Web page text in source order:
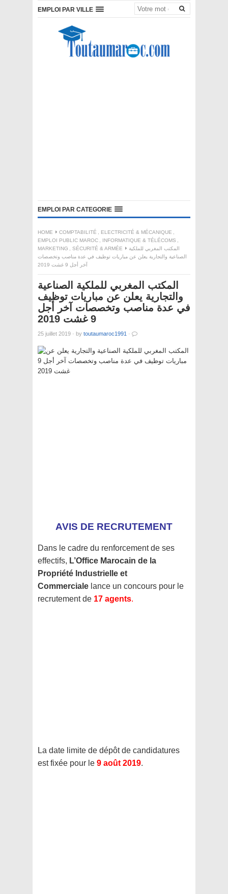
EMPLOI PAR VILLE
EMPLOI PAR CATEGORIE
HOME COMPTABILITÉ , ELECTRICITÉ & MÉCANIQUE ,
EMPLOI PUBLIC MAROC , INFORMATIQUE & TÉLÉCOMS ,
MARKETING , SÉCURITÉ & ARMÉE
المكتب المغربي للملكية
الصناعية والتجارية يعلن عن مباريات توظيف في عدة مناصب وتخصصات
آخر أجل 9 غشت 2019
المكتب المغربي للملكية الصناعية
والتجارية يعلن عن مباريات توظيف
في عدة مناصب وتخصصات آخر أجل
9 غشت 2019
25 juillet 2019 · by toutaumaroc1991 ·
AVIS DE RECRUTEMENT
Dans le cadre du renforcement de ses
effectifs, L’Office Marocain de la
Propriété Industrielle et
Commerciale lance un concours pour le
recrutement de 17 agents.
La date limite de dépôt de candidatures
est fixée pour le 9 août 2019.